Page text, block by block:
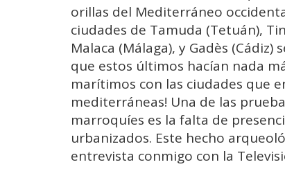
orillas del Mediterráneo
ciudades de Tamuda (Tetuán),
Malaca (Málaga), y Gadès
que estos últimos hacían nada
marítimos con las ciudades que
mediterráneas! Una de las
marroquíes es la falta de
urbanizados. Este hecho
entrevista conmigo con la